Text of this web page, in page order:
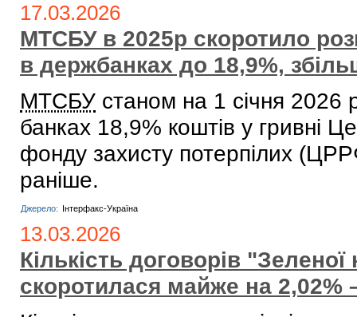
17.03.2026
МТСБУ в 2025р скоротило
в держбанках до 18,9%,
МТСБУ станом на 1 січня 2026
банках 18,9% коштів у гривні
фонду захисту потерпілих
раніше.
Джерело: Інтерфакс-Україна
13.03.2026
Кількість договорів "Зеленої
скоротилася майже на